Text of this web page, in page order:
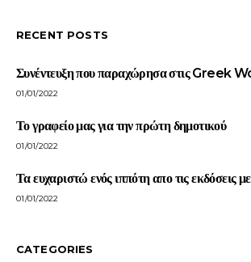
RECENT POSTS
Συνέντευξη που παραχώρησα στις
01/01/2022
Το γραφείο μας για την πρώτη δημοτικού
01/01/2022
Τα ευχαριστώ ενός ιππότη απο τις εκδόσεις
01/01/2022
CATEGORIES